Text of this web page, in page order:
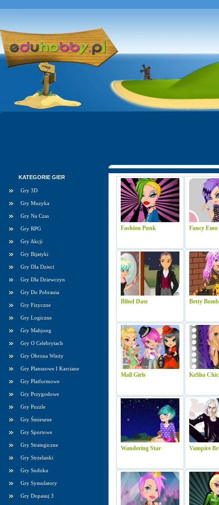
KATEGORIE GIER
Gry 3D
Gry Muzyka
Gry Na Czas
Gry RPG
Gry Akcji
Gry Bijatyki
Gry Dla Dzieci
Gry Dla Dziewczyn
Gry Do Pobrania
Gry Fizyczne
Gry Logiczne
Gry Mahjong
Gry O Celebrytach
Gry Obrona Wieży
Gry Planszowe I Karciane
Gry Platformowe
Gry Przygodowe
Gry Puzzle
Gry Śmieszne
Gry Sportowe
Gry Strategiczne
Gry Strzelanki
Gry Sudoku
Gry Symulatory
Gry Dopasuj 3
Fashion Punk Fancy Emo
Blind Date Betty
Mall Girls Ke$ha Chic
Wandering Star Vampire